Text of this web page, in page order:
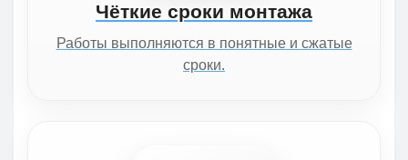
Чёткие сроки монтажа
Работы выполняются в понятные и сжатые
сроки.